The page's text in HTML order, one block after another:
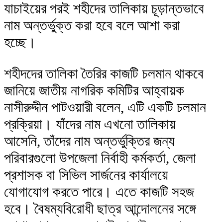
যাচাইয়ের পরই শহীদের তালিকায় চূড়ান্তভাবে
নাম অন্তর্ভুক্ত করা হবে বলে আশা করা
হচ্ছে।
শহীদদের তালিকা তৈরির কাজটি চলমান থাকবে
জানিয়ে জাতীয় নাগরিক কমিটির আহ্বায়ক
নাসীরুদ্দীন পাটওয়ারী বলেন, এটি একটি চলমান
প্রক্রিয়া। যাঁদের নাম এখনো তালিকায়
আসেনি, তাঁদের নাম অন্তর্ভুক্তির জন্য
পরিবারগুলো উপজেলা নির্বাহী কর্মকর্তা, জেলা
প্রশাসক বা সিভিল সার্জনের কার্যালয়ে
যোগাযোগ করতে পারে। এতে কাজটি সহজ
হবে। বৈষম্যবিরোধী ছাত্র আন্দোলনের সঙ্গে